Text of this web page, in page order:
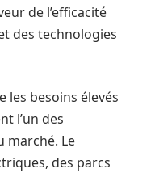
de l’efficacité
des technologies
les besoins élevés
l’un des
marché. Le
des parcs